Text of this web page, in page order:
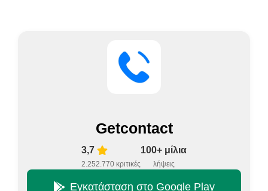
Getcontact
3,7
2.252.770 κριτικές
100+ μίλια
λήψεις
Εγκατάσταση στο Google Play